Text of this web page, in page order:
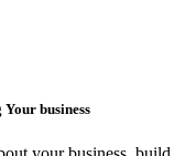
business